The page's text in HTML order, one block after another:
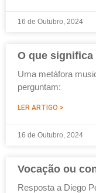
16 de Outubro, 2024
O que significa
Uma metáfora
perguntam:
LER ARTIGO >
16 de Outubro, 2024
Vocação ou
Resposta a Diego